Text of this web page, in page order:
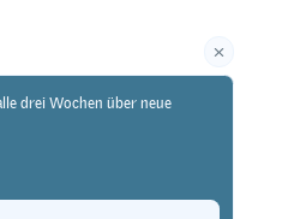
drei Wochen über neue